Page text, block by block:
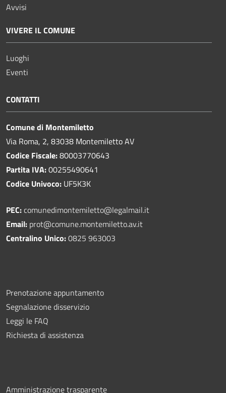
Avvisi
VIVERE IL COMUNE
Luoghi
Eventi
CONTATTI
Comune di Montemiletto
Via Roma, 2, 83038 Montemiletto AV
Codice Fiscale:80003770643
Partita IVA:00255490641
Codice Univoco: UF5K3K
PEC:comunedimontemiletto@legalmail.it
Email: prot@comune.montemiletto.av.it
Centralino Unico:0825 963003
Prenotazione appuntamento
Segnalazione disservizio
Leggi le FAQ
Richiesta di assistenza
Amministrazione trasparente